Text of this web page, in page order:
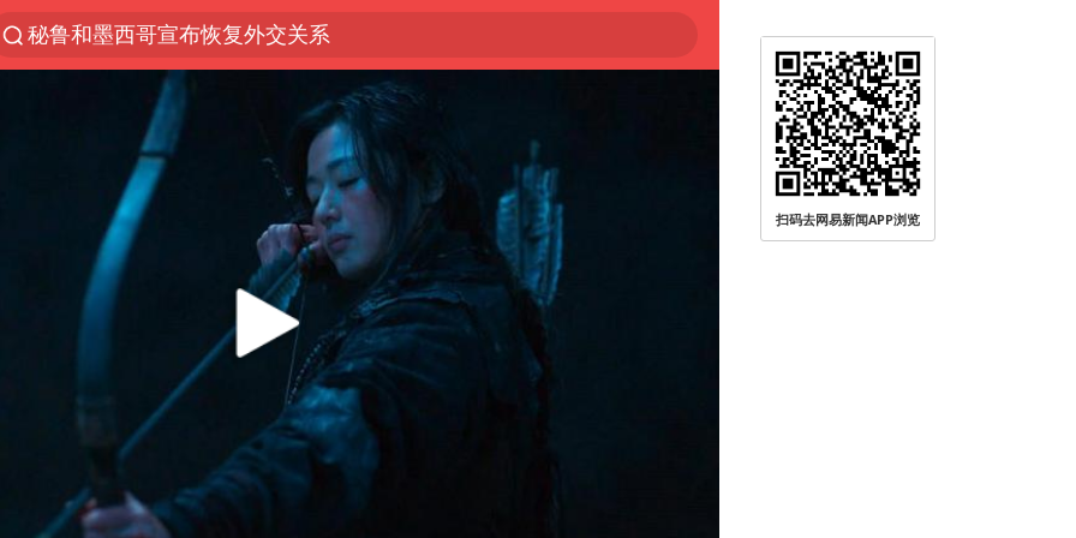
秘鲁和墨西哥宣布恢复外交关系
“电影+”如何激发千亿级消费新活力？
台风白海豚已进入24小时警戒线
沙特土耳其巴基斯坦签署共同防务协议
美股存储板块集体大跌
中医教你一招提升气血
上海：台风白海豚或将带来龙卷风
四川宜宾地震网友称睡觉被摇醒
百花奖开幕式
老中医：立秋后养心是关键
中国女篮70-67险胜尼日利亚女篮
扫码去网易新闻APP浏览